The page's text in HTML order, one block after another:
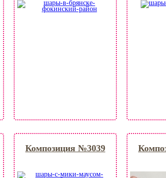
Композиция №3039